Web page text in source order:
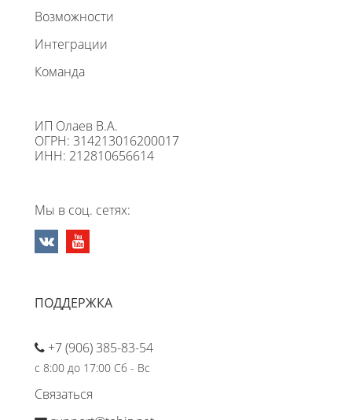
Возможности
Интеграции
Команда
ИП Олаев В.А.
ОГРН: 314213016200017
ИНН: 212810656614
Мы в соц. сетях:
ПОДДЕРЖКА
+7 (906) 385-83-54
с 8:00 до 17:00 Сб - Вс
Связаться